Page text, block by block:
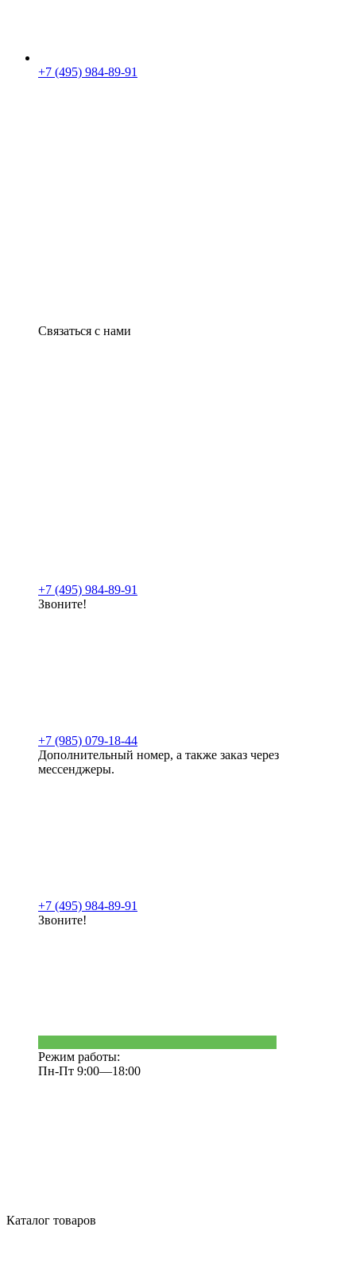
+7 (495) 984-89-91
Связаться с нами
+7 (495) 984-89-91
Звоните!
+7 (985) 079-18-44
Дополнительный номер, а также заказ через
мессенджеры.
+7 (495) 984-89-91
Звоните!
Режим работы:
Пн-Пт 9:00—18:00
Каталог товаров